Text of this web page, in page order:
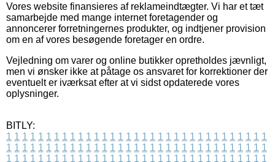
Vores website finansieres af reklameindtægter. Vi har et tæt
samarbejde med mange internet foretagender og
annoncerer forretningernes produkter, og indtjener provision
om en af vores besøgende foretager en ordre.
Vejledning om varer og online butikker opretholdes jævnligt,
men vi ønsker ikke at påtage os ansvaret for korrektioner der
eventuelt er iværksat efter at vi sidst opdaterede vores
oplysninger.
BITLY:
1 1 1 1 1 1 1 1 1 1 1 1 1 1 1 1 1 1 1 1 1 1 1 1 1 1 1 1 1 1 1 1 1
1 1 1 1 1 1 1 1 1 1 1 1 1 1 1 1 1 1 1 1 1 1 1 1 1 1 1 1 1 1 1 1 1
1 1 1 1 1 1 1 1 1 1 1 1 1 1 1 1 1 1 1 1 1 1 1 1 1 1 1 1 1 1 1 1 1